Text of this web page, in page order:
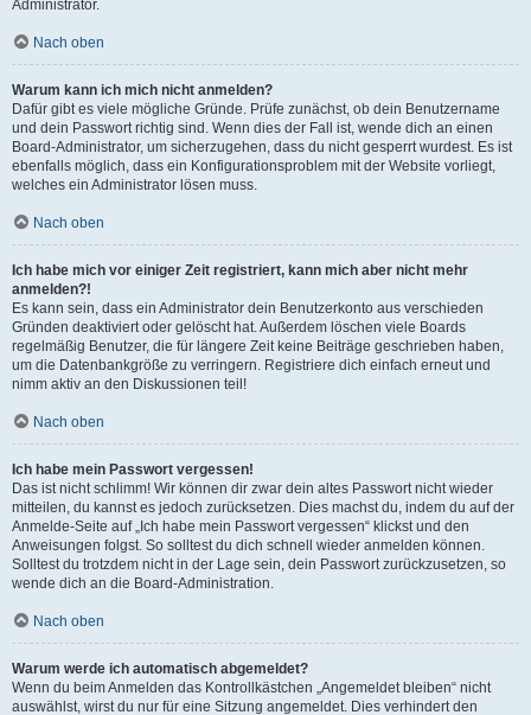
Administrator.
Nach oben
Warum kann ich mich nicht anmelden?
Dafür gibt es viele mögliche Gründe. Prüfe zunächst, ob dein Benutzername
und dein Passwort richtig sind. Wenn dies der Fall ist, wende dich an einen
Board-Administrator, um sicherzugehen, dass du nicht gesperrt wurdest. Es ist
ebenfalls möglich, dass ein Konfigurationsproblem mit der Website vorliegt,
welches ein Administrator lösen muss.
Nach oben
Ich habe mich vor einiger Zeit registriert, kann mich aber nicht mehr
anmelden?!
Es kann sein, dass ein Administrator dein Benutzerkonto aus verschieden
Gründen deaktiviert oder gelöscht hat. Außerdem löschen viele Boards
regelmäßig Benutzer, die für längere Zeit keine Beiträge geschrieben haben,
um die Datenbankgröße zu verringern. Registriere dich einfach erneut und
nimm aktiv an den Diskussionen teil!
Nach oben
Ich habe mein Passwort vergessen!
Das ist nicht schlimm! Wir können dir zwar dein altes Passwort nicht wieder
mitteilen, du kannst es jedoch zurücksetzen. Dies machst du, indem du auf der
Anmelde-Seite auf „Ich habe mein Passwort vergessen“ klickst und den
Anweisungen folgst. So solltest du dich schnell wieder anmelden können.
Solltest du trotzdem nicht in der Lage sein, dein Passwort zurückzusetzen, so
wende dich an die Board-Administration.
Nach oben
Warum werde ich automatisch abgemeldet?
Wenn du beim Anmelden das Kontrollkästchen „Angemeldet bleiben“ nicht
auswählst, wirst du nur für eine Sitzung angemeldet. Dies verhindert den